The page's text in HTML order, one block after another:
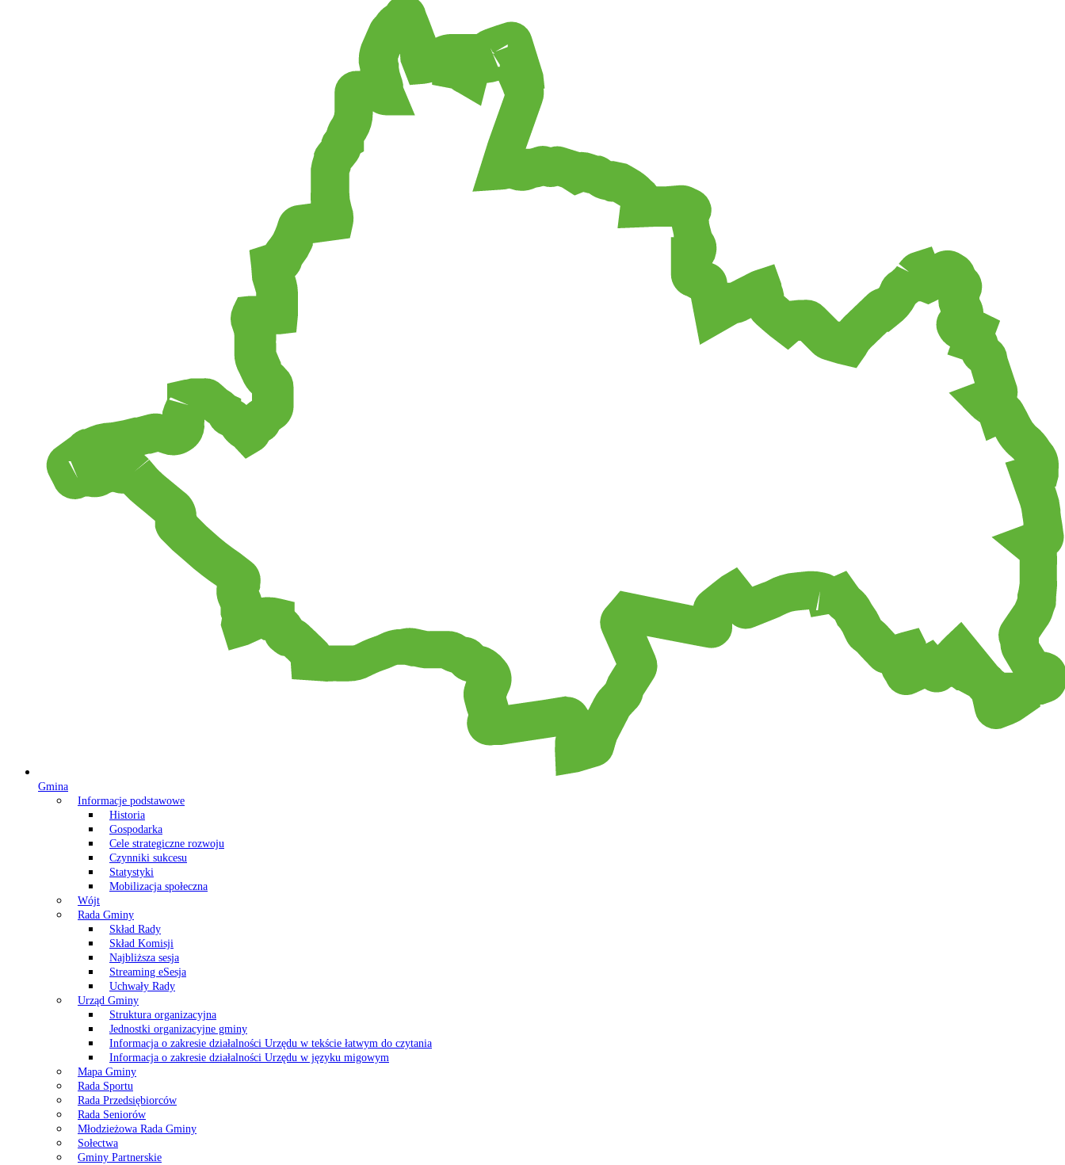
Gmina
Informacje podstawowe
Historia
Gospodarka
Cele strategiczne rozwoju
Czynniki sukcesu
Statystyki
Mobilizacja społeczna
Wójt
Rada Gminy
Skład Rady
Skład Komisji
Najbliższa sesja
Streaming eSesja
Uchwały Rady
Urząd Gminy
Struktura organizacyjna
Jednostki organizacyjne gminy
Informacja o zakresie działalności Urzędu w tekście łatwym do czytania
Informacja o zakresie działalności Urzędu w języku migowym
Mapa Gminy
Rada Sportu
Rada Przedsiębiorców
Rada Seniorów
Młodzieżowa Rada Gminy
Sołectwa
Gminy Partnerskie